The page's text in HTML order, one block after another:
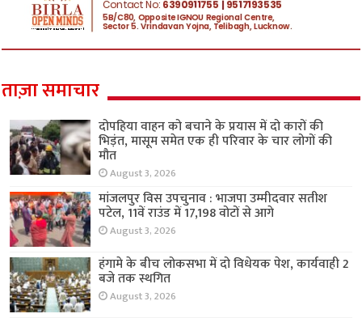
ताज़ा समाचार
दोपहिया वाहन को बचाने के प्रयास में दो कारों की
भिड़ंत, मासूम समेत एक ही परिवार के चार लोगों की
मौत
August 3, 2026
मांजलपुर विस उपचुनाव : भाजपा उम्मीदवार सतीश
पटेल, 11वें राउंड में 17,198 वोटों से आगे
August 3, 2026
हंगामे के बीच लोकसभा में दो विधेयक पेश, कार्यवाही 2
बजे तक स्थगित
August 3, 2026